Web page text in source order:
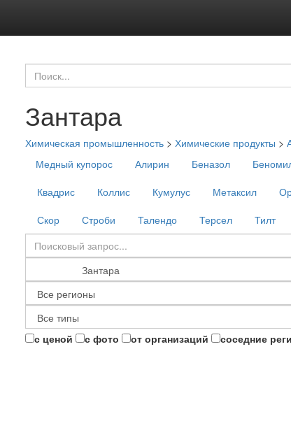
Зантара
Химическая промышленность > Химические продукты >
Медный купорос
Алирин Беназол
Квадрис
Коллис Кумулус Метаксил
Скор
Строби Талендо Терсел Тилт
с ценой с фото от организаций соседние